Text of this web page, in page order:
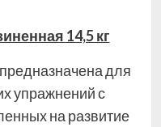
14,5 кг
для
упражнений с
на развитие